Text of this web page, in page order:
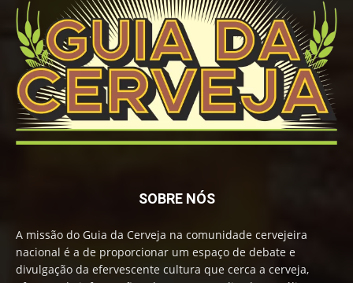
SOBRE NÓS
A missão do Guia da Cerveja na comunidade cervejeira
nacional é a de proporcionar um espaço de debate e
divulgação da efervescente cultura que cerca a cerveja,